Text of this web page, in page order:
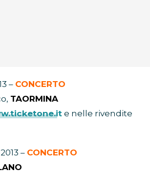
– CONCERTO
TAORMINA
e nelle rivendite
– CONCERTO